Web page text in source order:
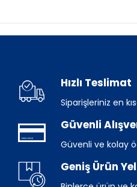
Hızlı Teslimat
Siparişleriniz en
Güvenli
Güvenli ve kolay
Geniş Ürün